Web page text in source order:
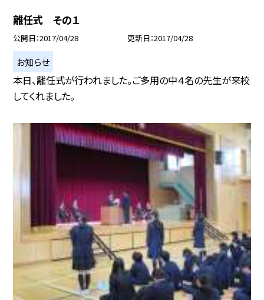
離任式 その１
公開日 2017/04/28 更新日 2017/04/28
お知らせ
本日、離任式が行われました。ご多用の中４名の先生が来校
してくれました。